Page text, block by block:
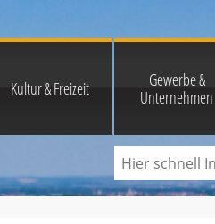
Kultur & Freizeit
Gewerbe &
Unternehmen